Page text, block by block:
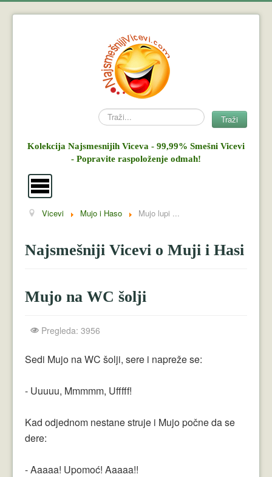
Search Traži
Kolekcija Najsmesnijih Viceva - 99,99% Smešni Vicevi
- Popravite raspoloženje odmah!
Vicevi
Mujo i Haso
Perica
Vicevi Razni
Vicevi Dana
Vicevi Mujo i Haso Mujo lupi ...
Najsmešniji Vicevi o Muji i Hasi
Mujo na WC šolji
Pregleda: 3956
Sedi Mujo na WC šolji, sere i napreže se:
- Uuuuu, Mmmmm, Ufffff!
Kad odjednom nestane struje i Mujo počne da se
dere:
- Aaaaa! Upomoć! Aaaaa!!